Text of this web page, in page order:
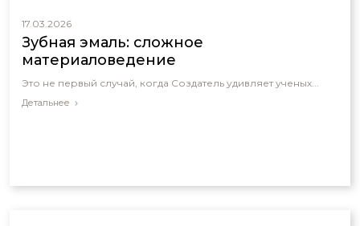
17.03.2026
Зубная эмаль: сложное
материаловедение
Это не первый случай, когда Создатель удивляет ученых...
Детальнее